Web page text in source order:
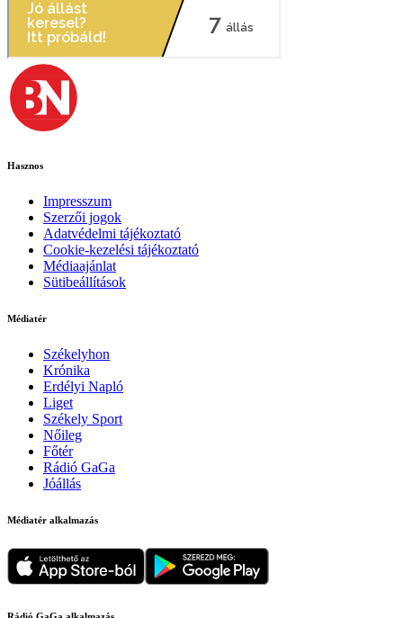
Hasznos
Impresszum
Szerzői jogok
Adatvédelmi tájékoztató
Cookie-kezelési tájékoztató
Médiaajánlat
Sütibeállítások
Médiatér
Székelyhon
Krónika
Erdélyi Napló
Liget
Székely Sport
Nőileg
Főtér
Rádió GaGa
Jóállás
Médiatér alkalmazás